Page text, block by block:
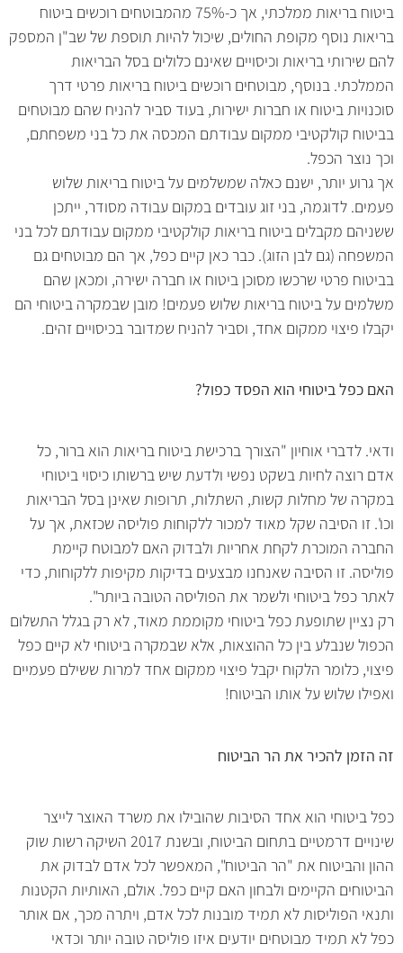
ביטוח בריאות ממלכתי, אך כ-75% מהמבוטחים רוכשים ביטוח
בריאות נוסף מקופת החולים, שיכול להיות תוספת של שב"ן המספק
להם שירותי בריאות וכיסויים שאינם כלולים בסל הבריאות
הממלכתי. בנוסף, מבוטחים רוכשים ביטוח בריאות פרטי דרך
סוכנויות ביטוח או חברות ישירות, בעוד סביר להניח שהם מבוטחים
בביטוח קולקטיבי ממקום עבודתם המכסה את כל בני משפחתם,
וכך נוצר הכפל.
אך גרוע יותר, ישנם כאלה שמשלמים על ביטוח בריאות שלוש
פעמים. לדוגמה, בני זוג עובדים במקום עבודה מסודר, ייתכן
ששניהם מקבלים ביטוח בריאות קולקטיבי ממקום עבודתם לכל בני
המשפחה (גם לבן הזוג). כבר כאן קיים כפל, אך הם מבוטחים גם
בביטוח פרטי שרכשו מסוכן ביטוח או חברה ישירה, ומכאן שהם
משלמים על ביטוח בריאות שלוש פעמים! מובן שבמקרה ביטוחי הם
יקבלו פיצוי ממקום אחד, וסביר להניח שמדובר בכיסויים זהים.
האם כפל ביטוחי הוא הפסד כפול?
ודאי. לדברי אוחיון "הצורך ברכישת ביטוח בריאות הוא ברור, כל
אדם רוצה לחיות בשקט נפשי ולדעת שיש ברשותו כיסוי ביטוחי
במקרה של מחלות קשות, השתלות, תרופות שאינן בסל הבריאות
וכו'. זו הסיבה שקל מאוד למכור ללקוחות פוליסה שכזאת, אך על
החברה המוכרת לקחת אחריות ולבדוק האם למבוטח קיימת
פוליסה. זו הסיבה שאנחנו מבצעים בדיקות מקיפות ללקוחות, כדי
לאתר כפל ביטוחי ולשמר את הפוליסה הטובה ביותר".
רק נציין שתופעת כפל ביטוחי מקוממת מאוד, לא רק בגלל התשלום
הכפול שנבלע בין כל ההוצאות, אלא שבמקרה ביטוחי לא קיים כפל
פיצוי, כלומר הלקוח יקבל פיצוי ממקום אחד למרות ששילם פעמיים
ואפילו שלוש על אותו הביטוח!
זה הזמן להכיר את הר הביטוח
כפל ביטוחי הוא אחד הסיבות שהובילו את משרד האוצר לייצר
שינויים דרמטיים בתחום הביטוח, ובשנת 2017 השיקה רשות שוק
ההון והביטוח את "הר הביטוח", המאפשר לכל אדם לבדוק את
הביטוחים הקיימים ולבחון האם קיים כפל. אולם, האותיות הקטנות
ותנאי הפוליסות לא תמיד מובנות לכל אדם, ויתרה מכך, אם אותר
כפל לא תמיד מבוטחים יודעים איזו פוליסה טובה יותר וכדאי